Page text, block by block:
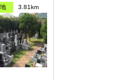
3.81km